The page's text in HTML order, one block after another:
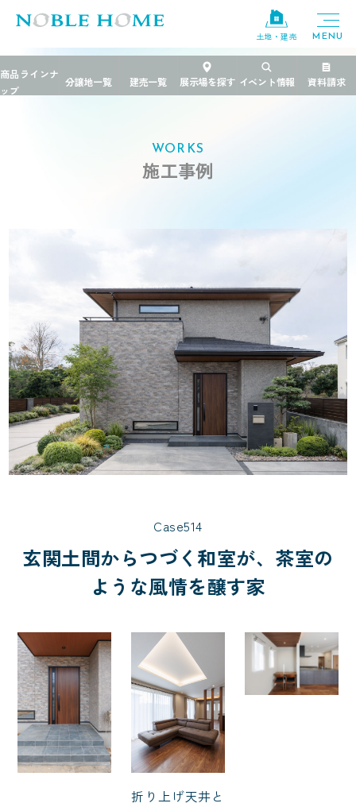
土地・建売
TOP>施工事例 玄関土間からつづく和室が、茶室のような風情を醸す家
WORKS
施工事例
Case514
玄関土間からつづく和室が、茶室の
ような風情を醸す家
折り上げ天井と